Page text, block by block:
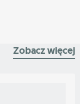
Zobacz więcej